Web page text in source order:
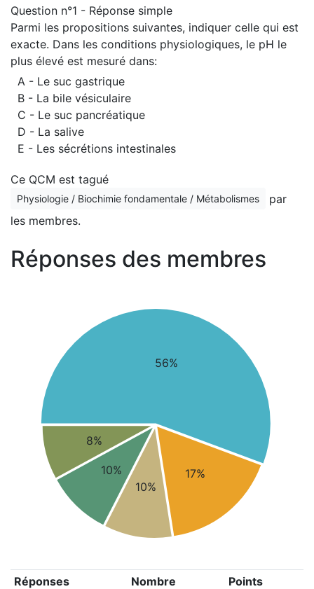
Question n°1 - Réponse simple
Parmi les propositions suivantes, indiquer celle qui est
exacte. Dans les conditions physiologiques, le pH le
plus élevé est mesuré dans:
A - Le suc gastrique
B - La bile vésiculaire
C - Le suc pancréatique
D - La salive
E - Les sécrétions intestinales
Ce QCM est tagué
Physiologie / Biochimie fondamentale / Métabolismes
par
les membres.
Réponses des membres
56%
17%
10%
10%
8%
Réponses Nombre
Points